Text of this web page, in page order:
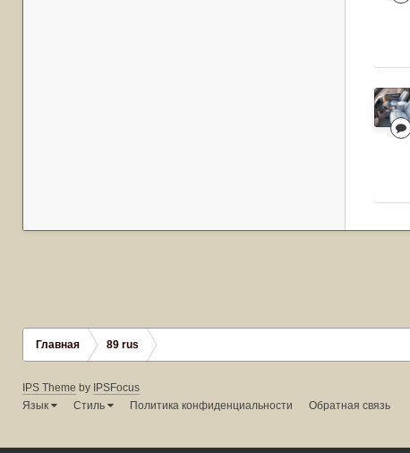
Главная 89 rus
IPS Theme by IPSFocus
Язык
Стиль Политика конфиденциальности Обратная связь